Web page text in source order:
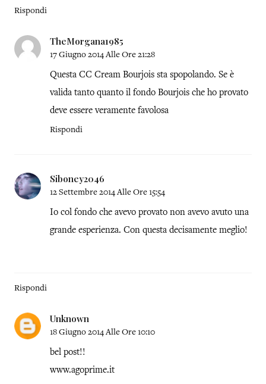
Rispondi
TheMorgana1985
17 Giugno 2014 Alle Ore 21:28
Questa CC Cream Bourjois sta spopolando. Se è
valida tanto quanto il fondo Bourjois che ho provato
deve essere veramente favolosa
Rispondi
Siboney2046
12 Settembre 2014 Alle Ore 15:54
Io col fondo che avevo provato non avevo avuto una
grande esperienza. Con questa decisamente meglio!
Rispondi
Unknown
18 Giugno 2014 Alle Ore 10:10
bel post!!
www.agoprime.it